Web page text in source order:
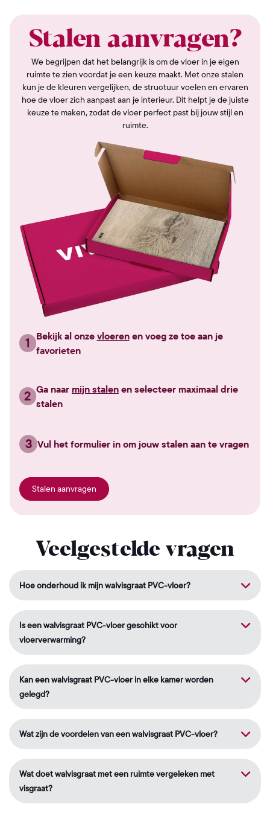
Stalen aanvragen?
We begrijpen dat het belangrijk is om de vloer in je eigen
ruimte te zien voordat je een keuze maakt. Met onze stalen
kun je de kleuren vergelijken, de structuur voelen en ervaren
hoe de vloer zich aanpast aan je interieur. Dit helpt je de juiste
keuze te maken, zodat de vloer perfect past bij jouw stijl en
ruimte.
1 Bekijk al onze vloerenen voeg ze toe aan je
favorieten
2 Ga naar mijn stalenen selecteer maximaal drie
stalen
3 Vul het formulier in om jouw stalen aan te vragen
Stalen aanvragen
Veelgestelde vragen
Hoe onderhoud ik mijn walvisgraat PVC-vloer?
Is een walvisgraat PVC-vloer geschikt voor
vloerverwarming?
Kan een walvisgraat PVC-vloer in elke kamer worden
gelegd?
Wat zijn de voordelen van een walvisgraat PVC-vloer?
Wat doet walvisgraat met een ruimte vergeleken met
visgraat?